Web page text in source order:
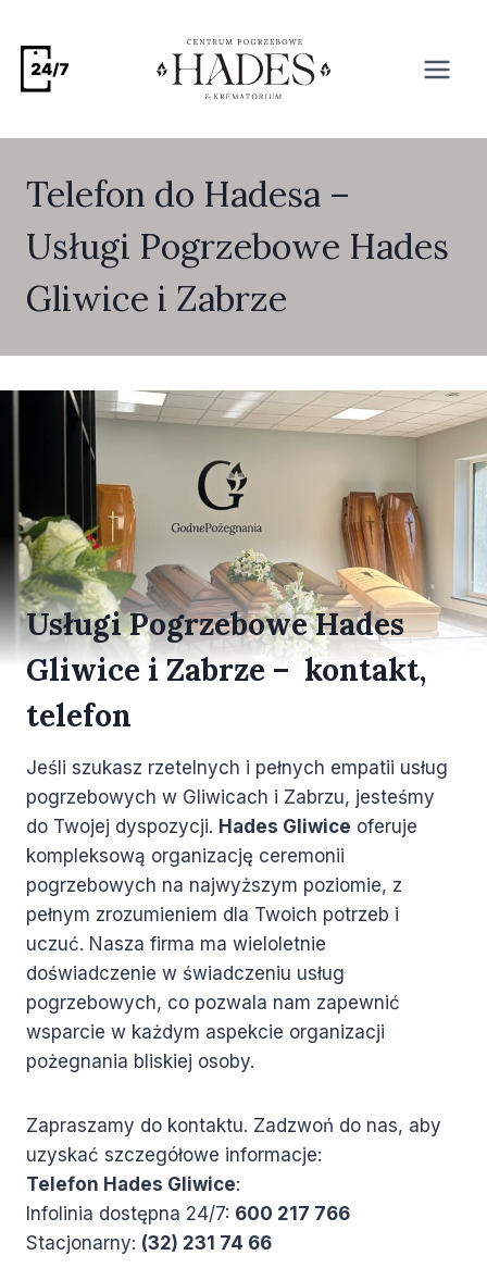
Telefon do Hadesa –
Usługi Pogrzebowe Hades
Gliwice i Zabrze
Usługi Pogrzebowe Hades
Gliwice i Zabrze – kontakt,
telefon
Jeśli szukasz rzetelnych i pełnych empatii usług
pogrzebowych w Gliwicach i Zabrzu, jesteśmy
do Twojej dyspozycji. Hades Gliwice oferuje
kompleksową organizację ceremonii
pogrzebowych na najwyższym poziomie, z
pełnym zrozumieniem dla Twoich potrzeb i
uczuć. Nasza firma ma wieloletnie
doświadczenie w świadczeniu usług
pogrzebowych, co pozwala nam zapewnić
wsparcie w każdym aspekcie organizacji
pożegnania bliskiej osoby.
Zapraszamy do kontaktu. Zadzwoń do nas, aby
uzyskać szczegółowe informacje:
Telefon Hades Gliwice:
Infolinia dostępna 24/7: 600 217 766
Stacjonarny: (32) 231 74 66